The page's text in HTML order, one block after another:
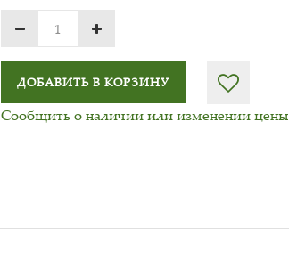
ДОБАВИТЬ В КОРЗИНУ
Сообщить о наличии или изменении цены